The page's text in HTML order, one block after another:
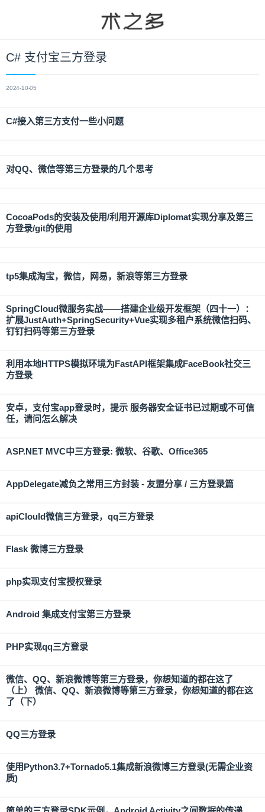
C# 支付宝三方登录
2024-10-05
C#接入第三方支付一些小问题
对QQ、微信等第三方登录的几个思考
CocoaPods的安装及使用/利用开源库Diplomat实现分享及第三
方登录/git的使用
tp5集成淘宝，微信，网易，新浪等第三方登录
SpringCloud微服务实战——搭建企业级开发框架（四十一）：
扩展JustAuth+SpringSecurity+Vue实现多租户系统微信扫码、
钉钉扫码等第三方登录
利用本地HTTPS模拟环境为FastAPI框架集成FaceBook社交三
方登录
安卓，支付宝app登录时，提示 服务器安全证书已过期或不可信
任，请问怎么解决
ASP.NET MVC中三方登录: 微软、谷歌、Office365
AppDelegate减负之常用三方封装 - 友盟分享 / 三方登录篇
apiClould微信三方登录，qq三方登录
Flask 微博三方登录
php实现支付宝授权登录
Android 集成支付宝第三方登录
PHP实现qq三方登录
微信、QQ、新浪微博等第三方登录，你想知道的都在这了
（上） 微信、QQ、新浪微博等第三方登录，你想知道的都在这
了（下）
QQ三方登录
使用Python3.7+Tornado5.1集成新浪微博三方登录(无需企业资
质)